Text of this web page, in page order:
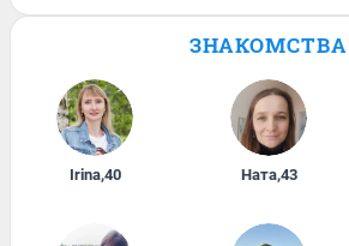
ЗНАКОМСТВА
Irina,40 Ната,43